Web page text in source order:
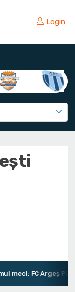
Login
FC Argeș Pitești